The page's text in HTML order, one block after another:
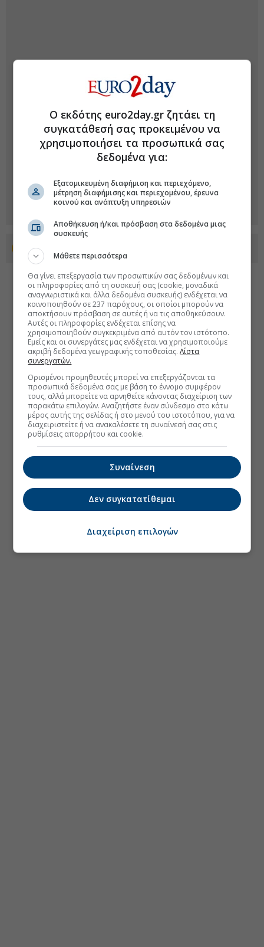
Προσθέστε το euro2day.gr στο Discover
Ο εκδότης euro2day.gr ζητάει τη
συγκατάθεσή σας προκειμένου να
χρησιμοποιήσει τα προσωπικά σας
δεδομένα για:
Εξατομικευμένη διαφήμιση και περιεχόμενο,
μέτρηση διαφήμισης και περιεχομένου, έρευνα
κοινού και ανάπτυξη υπηρεσιών
Αποθήκευση ή/και πρόσβαση στα δεδομένα μιας
συσκευής
Μάθετε περισσότερα
Θα γίνει επεξεργασία των προσωπικών σας δεδομένων και
οι πληροφορίες από τη συσκευή σας (cookie, μοναδικά
αναγνωριστικά και άλλα δεδομένα συσκευής) ενδέχεται να
κοινοποιηθούν σε 237 παρόχους, οι οποίοι μπορούν να
αποκτήσουν πρόσβαση σε αυτές ή να τις αποθηκεύσουν.
Αυτές οι πληροφορίες ενδέχεται επίσης να
χρησιμοποιηθούν συγκεκριμένα από αυτόν τον ιστότοπο.
Εμείς και οι συνεργάτες μας ενδέχεται να χρησιμοποιούμε
ακριβή δεδομένα γεωγραφικής τοποθεσίας.Λίστα
συνεργατών.
Ορισμένοι προμηθευτές μπορεί να επεξεργάζονται τα
προσωπικά δεδομένα σας με βάση το έννομο συμφέρον
τους, αλλά μπορείτε να αρνηθείτε κάνοντας διαχείριση των
παρακάτω επιλογών. Αναζητήστε έναν σύνδεσμο στο κάτω
μέρος αυτής της σελίδας ή στο μενού του ιστοτόπου, για να
διαχειριστείτε ή να ανακαλέσετε τη συναίνεσή σας στις
ρυθμίσεις απορρήτου και cookie.
Συναίνεση
Δεν συγκατατίθεμαι
Διαχείριση επιλογών